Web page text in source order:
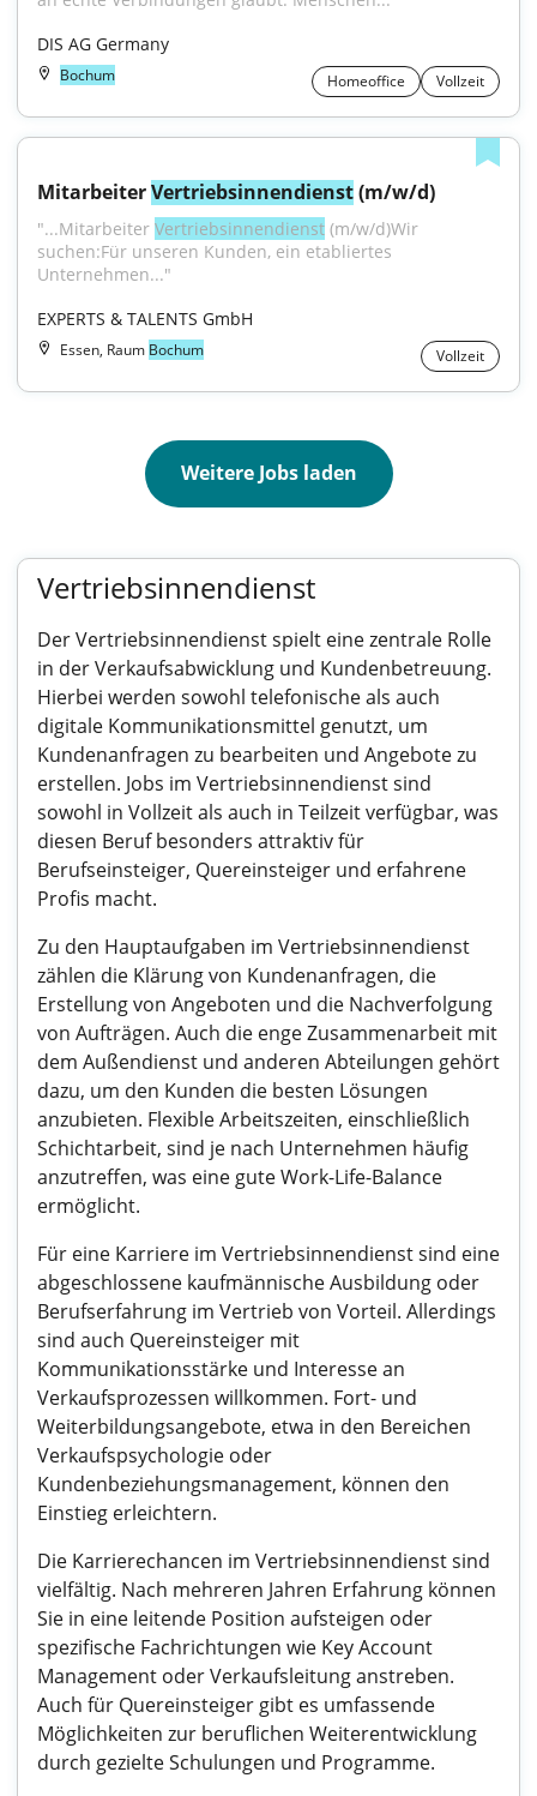
DIS AG Germany
Bochum Homeoffice Vollzeit
Mitarbeiter Vertriebsinnendienst (m/w/d)
"...Mitarbeiter Vertriebsinnendienst (m/w/d)Wir
suchen:Für unseren Kunden, ein etabliertes
Unternehmen..."
EXPERTS & TALENTS GmbH
Essen, Raum Bochum Vollzeit
Weitere Jobs laden
Vertriebsinnendienst
Der Vertriebsinnendienst spielt eine zentrale Rolle
in der Verkaufsabwicklung und Kundenbetreuung.
Hierbei werden sowohl telefonische als auch
digitale Kommunikationsmittel genutzt, um
Kundenanfragen zu bearbeiten und Angebote zu
erstellen. Jobs im Vertriebsinnendienst sind
sowohl in Vollzeit als auch in Teilzeit verfügbar, was
diesen Beruf besonders attraktiv für
Berufseinsteiger, Quereinsteiger und erfahrene
Profis macht.
Zu den Hauptaufgaben im Vertriebsinnendienst
zählen die Klärung von Kundenanfragen, die
Erstellung von Angeboten und die Nachverfolgung
von Aufträgen. Auch die enge Zusammenarbeit mit
dem Außendienst und anderen Abteilungen gehört
dazu, um den Kunden die besten Lösungen
anzubieten. Flexible Arbeitszeiten, einschließlich
Schichtarbeit, sind je nach Unternehmen häufig
anzutreffen, was eine gute Work-Life-Balance
ermöglicht.
Für eine Karriere im Vertriebsinnendienst sind eine
abgeschlossene kaufmännische Ausbildung oder
Berufserfahrung im Vertrieb von Vorteil. Allerdings
sind auch Quereinsteiger mit
Kommunikationsstärke und Interesse an
Verkaufsprozessen willkommen. Fort- und
Weiterbildungsangebote, etwa in den Bereichen
Verkaufspsychologie oder
Kundenbeziehungsmanagement, können den
Einstieg erleichtern.
Die Karrierechancen im Vertriebsinnendienst sind
vielfältig. Nach mehreren Jahren Erfahrung können
Sie in eine leitende Position aufsteigen oder
spezifische Fachrichtungen wie Key Account
Management oder Verkaufsleitung anstreben.
Auch für Quereinsteiger gibt es umfassende
Möglichkeiten zur beruflichen Weiterentwicklung
durch gezielte Schulungen und Programme.